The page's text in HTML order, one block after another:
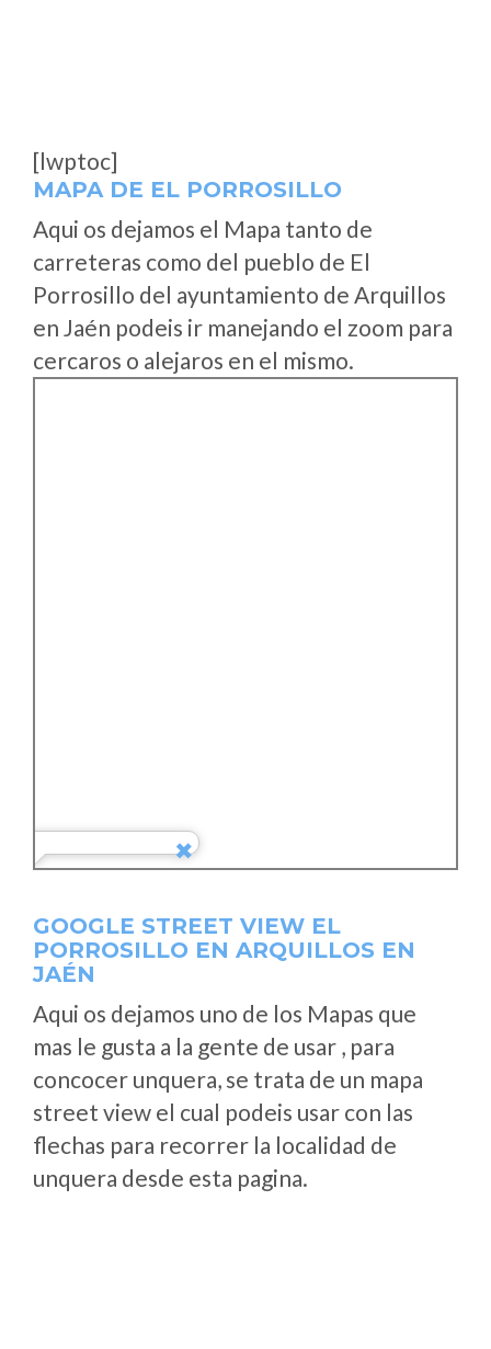
[lwptoc]
MAPA DE EL PORROSILLO
Aqui os dejamos el Mapa tanto de
carreteras como del pueblo de El
Porrosillo del ayuntamiento de Arquillos
en Jaén podeis ir manejando el zoom para
cercaros o alejaros en el mismo.
GOOGLE STREET VIEW EL
PORROSILLO EN ARQUILLOS EN
JAÉN
Aqui os dejamos uno de los Mapas que
mas le gusta a la gente de usar , para
concocer unquera, se trata de un mapa
street view el cual podeis usar con las
flechas para recorrer la localidad de
unquera desde esta pagina.